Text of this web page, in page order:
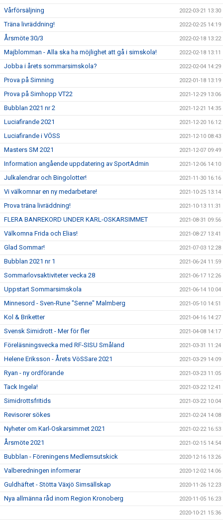
Vårförsäljning 2022-03-21 13:30
Träna livräddning! 2022-02-25 14:19
Årsmöte 30/3 2022-02-18 13:22
Majblomman - Alla ska ha möjlighet att gå i simskola! 2022-02-18 13:11
Jobba i årets sommarsimskola? 2022-02-04 14:29
Prova på Simning 2022-01-18 13:19
Prova på Simhopp VT22 2021-12-29 13:06
Bubblan 2021 nr 2 2021-12-21 14:35
Luciafirande 2021 2021-12-20 16:12
Luciafirande i VÖSS 2021-12-10 08:43
Masters SM 2021 2021-12-07 09:49
Information angående uppdatering av SportAdmin 2021-12-06 14:10
Julkalendrar och Bingolotter! 2021-11-30 16:16
Vi välkomnar en ny medarbetare! 2021-10-25 13:14
Prova träna livräddning! 2021-10-13 11:31
FLERA BANREKORD UNDER KARL-OSKARSIMMET 2021-08-31 09:56
Välkomna Frida och Elias! 2021-08-27 13:41
Glad Sommar! 2021-07-03 12:28
Bubblan 2021 nr 1 2021-06-24 11:59
Sommarlovsaktiviteter vecka 28 2021-06-17 12:26
Uppstart Sommarsimskola 2021-06-14 10:04
Minnesord - Sven-Rune "Senne" Malmberg 2021-05-10 14:51
Kol & Briketter 2021-04-16 14:27
Svensk Simidrott - Mer för fler 2021-04-08 14:17
Föreläsningsvecka med RF-SISU Småland 2021-03-31 11:24
Helene Eriksson - Årets VöSSare 2021 2021-03-29 14:09
Ryan - ny ordförande 2021-03-23 11:05
Tack Ingela! 2021-03-22 12:41
Simidrottsfritids 2021-03-22 10:04
Revisorer sökes 2021-02-24 14:08
Nyheter om Karl-Oskarsimmet 2021 2021-02-22 16:53
Årsmöte 2021 2021-02-15 14:54
Bubblan - Föreningens Medlemsutskick 2020-12-16 13:26
Valberedningen informerar 2020-12-02 14:06
Guldhäftet - Stötta Växjö Simsällskap 2020-11-26 12:23
Nya allmänna råd inom Region Kronoberg 2020-11-05 16:23
2020-10-21 15:36